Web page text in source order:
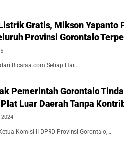
Gratis, Mikson Yapanto
Provinsi Gorontalo
Bicaraa.com Setiap Hari…
Pemerintah Gorontalo
Luar Daerah Tanpa
2024
Komisi II DPRD Provinsi Gorontalo,…